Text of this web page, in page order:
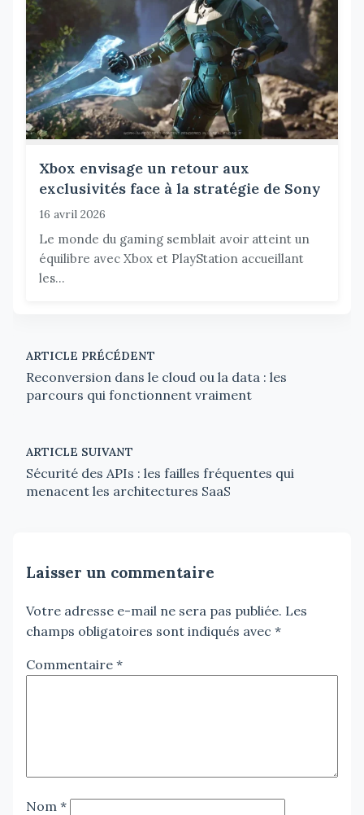
Xbox envisage un retour aux
exclusivités face à la stratégie de Sony
16 avril 2026
Le monde du gaming semblait avoir atteint un
équilibre avec Xbox et PlayStation accueillant
les...
ARTICLE PRÉCÉDENT
Reconversion dans le cloud ou la data : les
parcours qui fonctionnent vraiment
ARTICLE SUIVANT
Sécurité des APIs : les failles fréquentes qui
menacent les architectures SaaS
Laisser un commentaire
Votre adresse e-mail ne sera pas publiée. Les
champs obligatoires sont indiqués avec *
Commentaire *
Nom *